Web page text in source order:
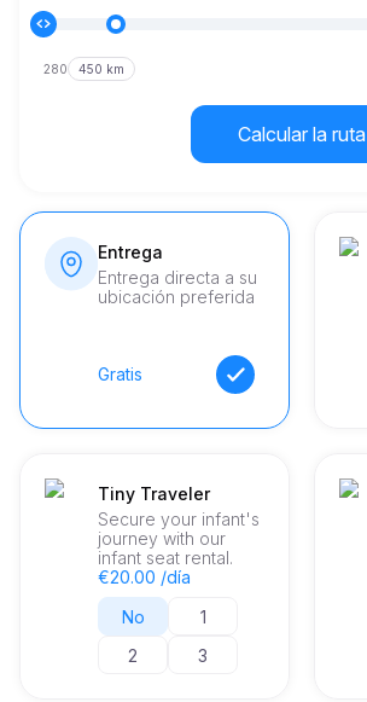
280 450 km
Calcular la ruta
Entrega
Entrega directa a su
ubicación preferida
Gratis
Tiny Traveler
Secure your infant's
journey with our
infant seat rental.
€20.00 /día
No
1
2
3